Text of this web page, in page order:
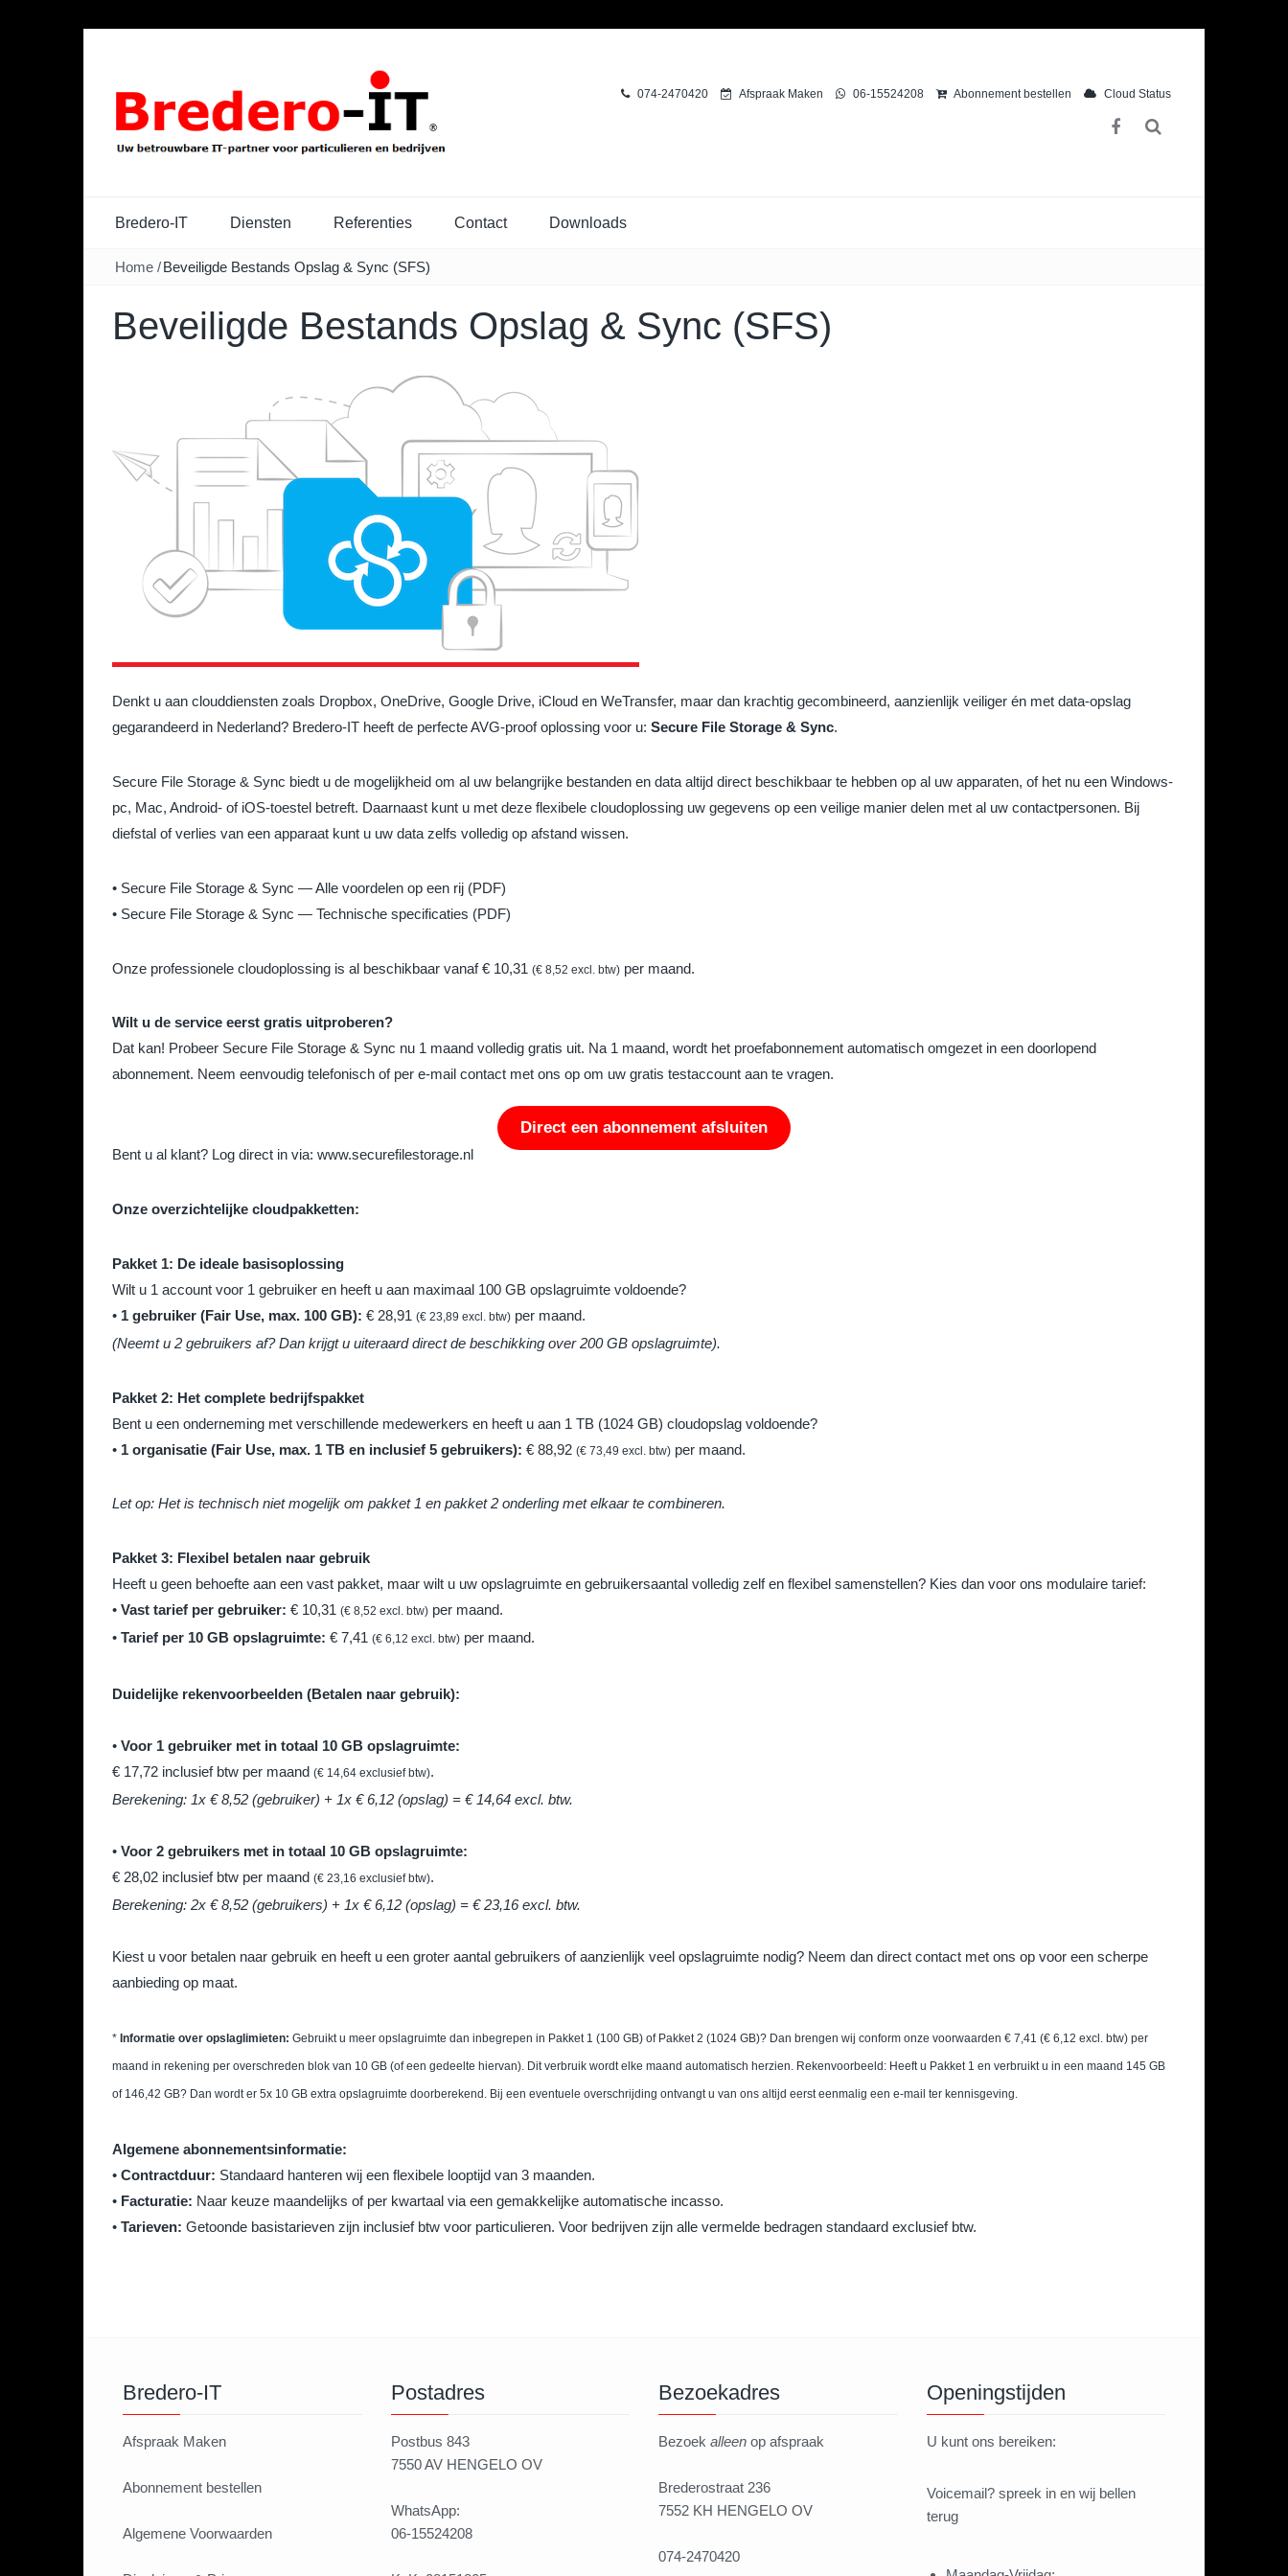
074-2470420 Afspraak Maken 06-15524208 Abonnement bestellen Cloud Status
Bredero-IT Diensten Referenties Contact Downloads
Home /Beveiligde Bestands Opslag & Sync (SFS)
Beveiligde Bestands Opslag & Sync (SFS)
Denkt u aan clouddiensten zoals Dropbox, OneDrive, Google Drive, iCloud en WeTransfer, maar dan krachtig gecombineerd, aanzienlijk veiliger én met data-opslag
gegarandeerd in Nederland? Bredero-IT heeft de perfecte AVG-proof oplossing voor u: Secure File Storage & Sync.
Secure File Storage & Sync biedt u de mogelijkheid om al uw belangrijke bestanden en data altijd direct beschikbaar te hebben op al uw apparaten, of het nu een Windows-
pc, Mac, Android- of iOS-toestel betreft. Daarnaast kunt u met deze flexibele cloudoplossing uw gegevens op een veilige manier delen met al uw contactpersonen. Bij
diefstal of verlies van een apparaat kunt u uw data zelfs volledig op afstand wissen.
• Secure File Storage & Sync — Alle voordelen op een rij (PDF)
• Secure File Storage & Sync — Technische specificaties (PDF)
Onze professionele cloudoplossing is al beschikbaar vanaf € 10,31 (€ 8,52 excl. btw) per maand.
Wilt u de service eerst gratis uitproberen?
Dat kan! Probeer Secure File Storage & Sync nu 1 maand volledig gratis uit. Na 1 maand, wordt het proefabonnement automatisch omgezet in een doorlopend
abonnement. Neem eenvoudig telefonisch of per e-mail contact met ons op om uw gratis testaccount aan te vragen.
Direct een abonnement afsluiten
Bent u al klant? Log direct in via: www.securefilestorage.nl
Onze overzichtelijke cloudpakketten:
Pakket 1: De ideale basisoplossing
Wilt u 1 account voor 1 gebruiker en heeft u aan maximaal 100 GB opslagruimte voldoende?
• 1 gebruiker (Fair Use, max. 100 GB): € 28,91 (€ 23,89 excl. btw) per maand.
(Neemt u 2 gebruikers af? Dan krijgt u uiteraard direct de beschikking over 200 GB opslagruimte).
Pakket 2: Het complete bedrijfspakket
Bent u een onderneming met verschillende medewerkers en heeft u aan 1 TB (1024 GB) cloudopslag voldoende?
• 1 organisatie (Fair Use, max. 1 TB en inclusief 5 gebruikers): € 88,92 (€ 73,49 excl. btw) per maand.
Let op: Het is technisch niet mogelijk om pakket 1 en pakket 2 onderling met elkaar te combineren.
Pakket 3: Flexibel betalen naar gebruik
Heeft u geen behoefte aan een vast pakket, maar wilt u uw opslagruimte en gebruikersaantal volledig zelf en flexibel samenstellen? Kies dan voor ons modulaire tarief:
• Vast tarief per gebruiker: € 10,31 (€ 8,52 excl. btw) per maand.
• Tarief per 10 GB opslagruimte: € 7,41 (€ 6,12 excl. btw) per maand.
Duidelijke rekenvoorbeelden (Betalen naar gebruik):
• Voor 1 gebruiker met in totaal 10 GB opslagruimte:
€ 17,72 inclusief btw per maand (€ 14,64 exclusief btw).
Berekening: 1x € 8,52 (gebruiker) + 1x € 6,12 (opslag) = € 14,64 excl. btw.
• Voor 2 gebruikers met in totaal 10 GB opslagruimte:
€ 28,02 inclusief btw per maand (€ 23,16 exclusief btw).
Berekening: 2x € 8,52 (gebruikers) + 1x € 6,12 (opslag) = € 23,16 excl. btw.
Kiest u voor betalen naar gebruik en heeft u een groter aantal gebruikers of aanzienlijk veel opslagruimte nodig? Neem dan direct contact met ons op voor een scherpe
aanbieding op maat.
* Informatie over opslaglimieten: Gebruikt u meer opslagruimte dan inbegrepen in Pakket 1 (100 GB) of Pakket 2 (1024 GB)? Dan brengen wij conform onze voorwaarden € 7,41 (€ 6,12 excl. btw) per
maand in rekening per overschreden blok van 10 GB (of een gedeelte hiervan). Dit verbruik wordt elke maand automatisch herzien. Rekenvoorbeeld: Heeft u Pakket 1 en verbruikt u in een maand 145 GB
of 146,42 GB? Dan wordt er 5x 10 GB extra opslagruimte doorberekend. Bij een eventuele overschrijding ontvangt u van ons altijd eerst eenmalig een e-mail ter kennisgeving.
Algemene abonnementsinformatie:
• Contractduur: Standaard hanteren wij een flexibele looptijd van 3 maanden.
• Facturatie: Naar keuze maandelijks of per kwartaal via een gemakkelijke automatische incasso.
• Tarieven: Getoonde basistarieven zijn inclusief btw voor particulieren. Voor bedrijven zijn alle vermelde bedragen standaard exclusief btw.
Bredero-IT
Afspraak Maken
Abonnement bestellen
Algemene Voorwaarden
Postadres
Postbus 843
7550 AV HENGELO OV
WhatsApp:
06-15524208
Bezoekadres
Bezoek alleen op afspraak
Brederostraat 236
7552 KH HENGELO OV
074-2470420
Openingstijden
U kunt ons bereiken:
Voicemail? spreek in en wij bellen
terug